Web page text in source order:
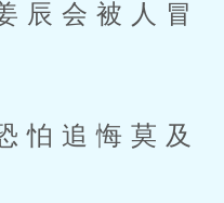
辰会被人冒
怕追悔莫及